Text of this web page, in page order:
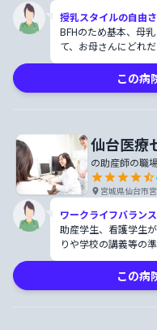
授乳スタイルの自由
BFHのため基本、母
て、お母さんにどれだ
この病
仙台医療
の助産師の職
宮城県仙台市
ワークライフバラン
助産学生、看護学生
りや学校の講義等の
この病